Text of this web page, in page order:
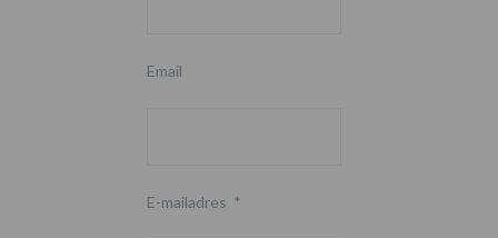
Email
E-mailadres *